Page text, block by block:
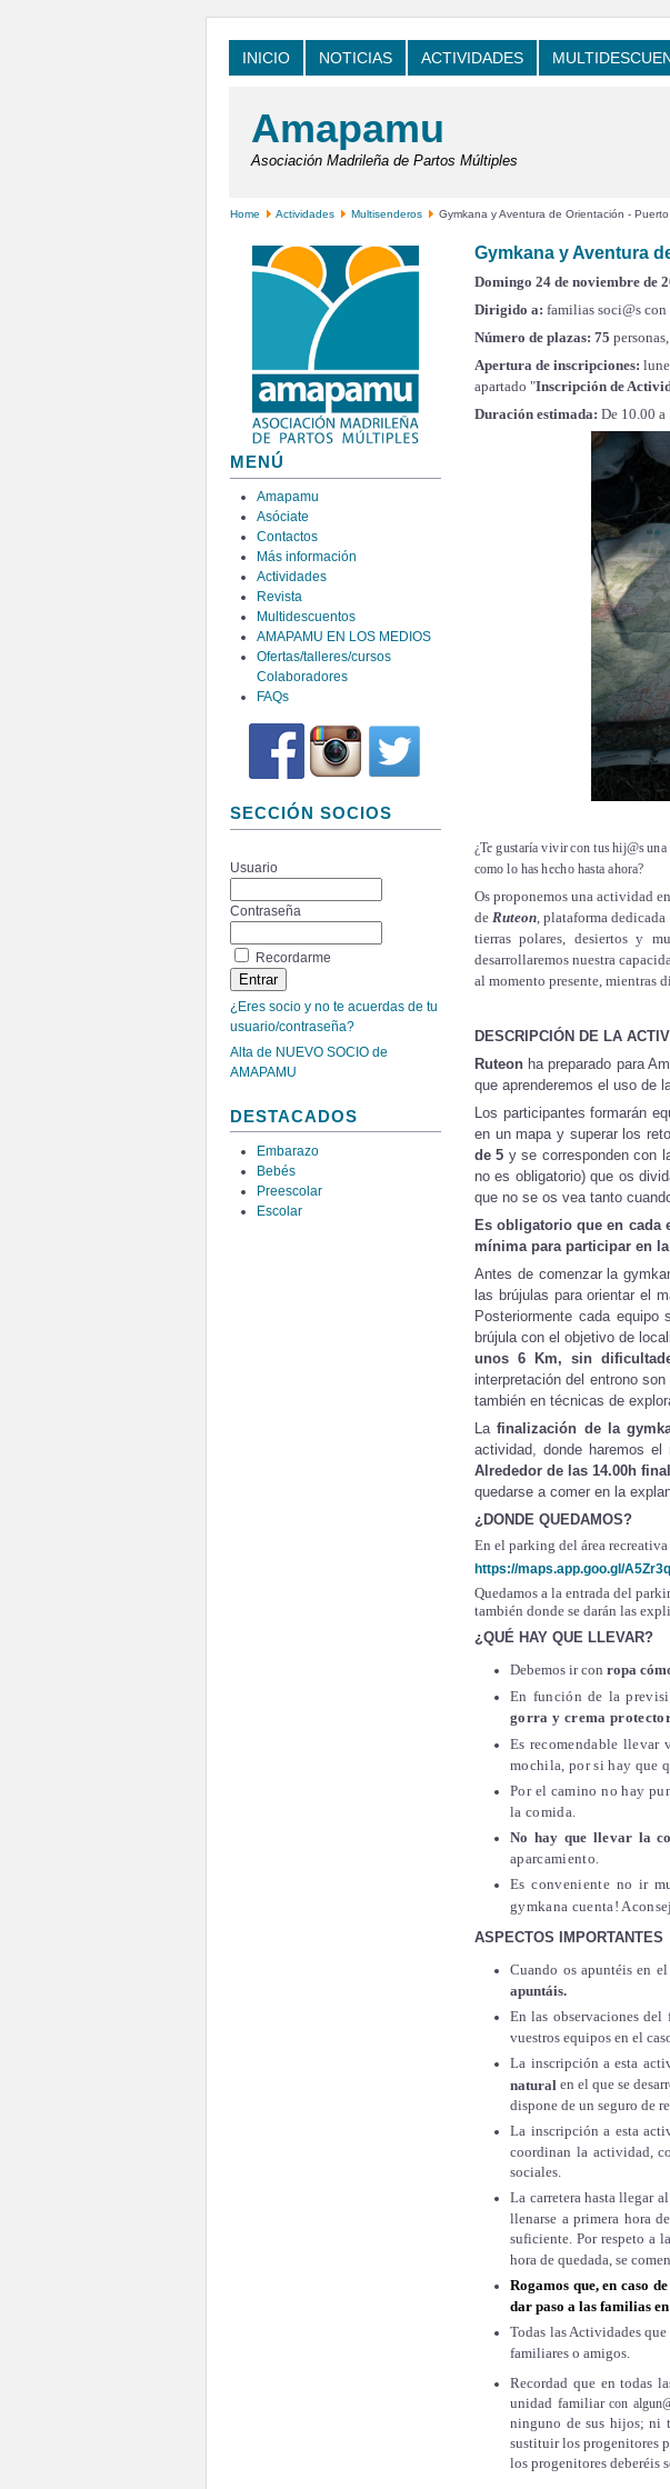
INICIO NOTICIAS ACTIVIDADES
Amapamu
Asociación Madrileña de Partos Múltiples
Home Actividades Multisenderos Gymkana y Aventura de Orientación -
MENÚ
Amapamu
Asóciate
Contactos
Más información
Actividades
Revista
Multidescuentos
AMAPAMU EN LOS MEDIOS
Ofertas/talleres/cursos
Colaboradores
FAQs
SECCIÓN SOCIOS
Usuario
Contraseña
Recordarme
¿Eres socio y no te acuerdas de tu
usuario/contraseña?
Alta de NUEVO SOCIO de
AMAPAMU
DESTACADOS
Embarazo
Bebés
Preescolar
Escolar
Gymkana y Aventura
Domingo 24 de noviembre de
Dirigido a: familias soci@s con
Número de plazas: 75
Apertura de inscripciones:
apartado "Inscripción de
Duración estimada: De 10.00 a
¿Te gustaría vivir con tus hij@s una
como lo has hecho hasta ahora?
Os proponemos una actividad
de Ruteon , plataforma
tierras polares, desiertos y
desarrollaremos nuestra
al momento presente, mientras
DESCRIPCIÓN DE LA
Ruteon ha preparado para
que aprenderemos el uso de
Los participantes formarán
en un mapa y superar los
de 5 y se corresponden con
no es obligatorio) que os
que no se os vea tanto
Es obligatorio que en cada
mínima para participar en
Antes de comenzar la
las brújulas para orientar el
Posteriormente cada
brújula con el objetivo de
unos 6 Km, sin
interpretación del entrono
también en técnicas de
Lafinalización de la
actividad, donde haremos
Alrededor de las 14.00h
quedarse a comer en la
¿DONDE QUEDAMOS?
En el parking del área
https://maps.app.goo.gl/
Quedamos a la entrada del
también donde se darán las
¿QUÉ HAY QUE LLEVAR?
Debemos ir conropa
En función de la
gorra y crema
Es recomendable llevar
mochila, por si hay que
Por el caminono hay
la comida.
No hay que llevar la
aparcamiento.
Es conveniente no ir
gymkana cuenta!
ASPECTOS IMPORTANTES
Cuando os apuntéis en
apuntáis.
En las observaciones
vuestros equipos en el
La inscripción a esta
natural en el que se
dispone de un seguro de
La inscripción a esta
coordinan la actividad,
sociales.
La carretera hasta llegar
llenarse a primera hora
suficiente. Por respeto a
hora de quedada, se
Rogamos que, en caso
dar paso a las familias en
Todas las Actividades
familiares o amigos.
Recordad que en todas
unidad familiarcon
ninguno de sus hijos; ni
sustituir los progenitores
los progenitores deberéis